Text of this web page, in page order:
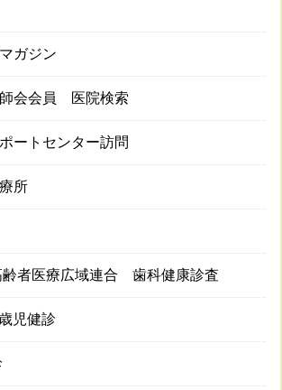
ガジン
会会員 医院検索
ートセンター訪問
所
齢者医療広域連合 歯科健康診査
児健診